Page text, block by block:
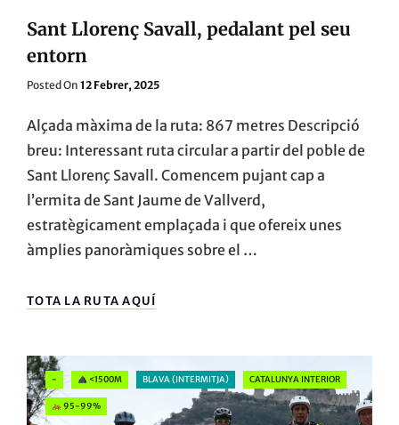
Sant Llorenç Savall, pedalant pel seu
entorn
Posted On Posted
12 Febrer, 2025
Alçada màxima de la ruta: 867 metres Descripció
breu: Interessant ruta circular a partir del poble de
Sant Llorenç Savall. Comencem pujant cap a
l’ermita de Sant Jaume de Vallverd,
estratègicament emplaçada i que ofereix unes
àmplies panoràmiques sobre el …
TOTA LA RUTA AQUÍ
LLORENÇ
SEU
ENTORN
Categories
- <1500M BLAVA (INTERMITJA) CATALUNYA INTERIOR
95-99%